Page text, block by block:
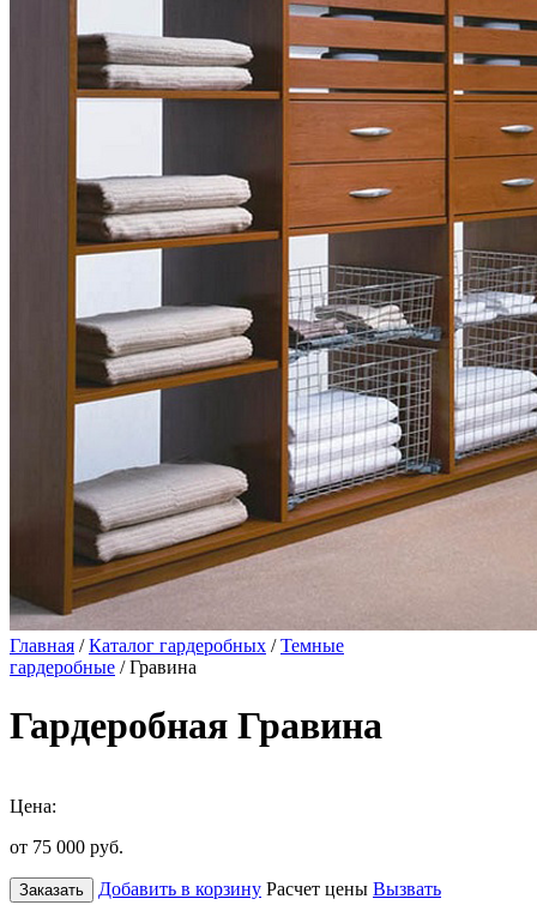
Главная /Каталог гардеробных /Темные
гардеробные / Гравина
Гардеробная Гравина
Цена:
от 75 000 руб.
Заказать Добавить в корзину Расчет цены Вызвать